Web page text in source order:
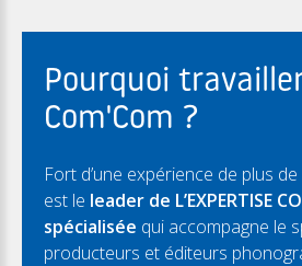
Pourquoi
Com'Com ?
Fort d’une expérience de plus de
est le leader de L’EXPERTISE
spécialisée qui accompagne le
producteurs et éditeurs